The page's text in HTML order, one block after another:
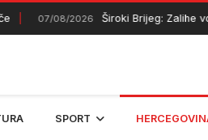
07/08/2026 Široki Brijeg: Zalihe vode
SPORT